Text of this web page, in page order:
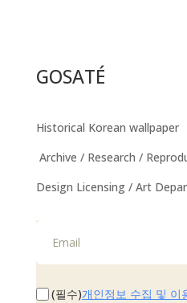
GOSATÉ
Historical Korean wallpaper
Archive / Research /
Design Licensing / Art
(필수)개인정보 수집 및 이